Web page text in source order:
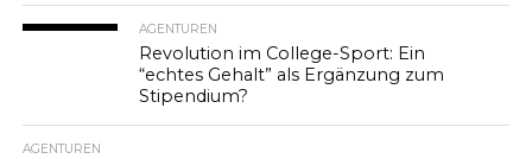
AGENTUREN
Revolution im College-Sport: Ein
“echtes Gehalt” als Ergänzung zum
Stipendium?
AGENTUREN